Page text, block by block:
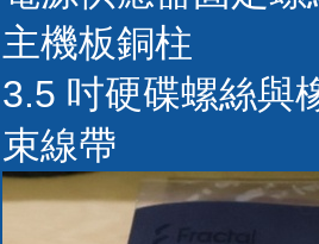
主機板銅柱
3.5 吋硬碟螺絲與
束線帶